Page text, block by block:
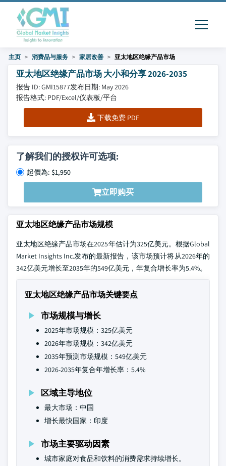
主页 消费品与服务 家居改善 亚太地区绝缘产品市场
亚太地区绝缘产品市场 大小和分享 2026-2035
报告 ID: GMI15877发布日期: May 2026
报告格式: PDF/Excel/仪表板/平台
下载免费 PDF
了解我们的授权许可选项:
起價為: $1,950
立即购买
亚太地区绝缘产品市场规模
亚太地区绝缘产品市场在2025年估计为325亿美元。根据Global
Market Insights Inc.发布的最新报告，该市场预计将从2026年的
342亿美元增长至2035年的549亿美元，年复合增长率为5.4%。
亚太地区绝缘产品市场关键要点
市场规模与增长
2025年市场规模：325亿美元
2026年市场规模：342亿美元
2035年预测市场规模：549亿美元
2026-2035年复合年增长率：5.4%
区域主导地位
最大市场：中国
增长最快国家：印度
市场主要驱动因素
城市家庭对食品和饮料的消费需求持续增长。